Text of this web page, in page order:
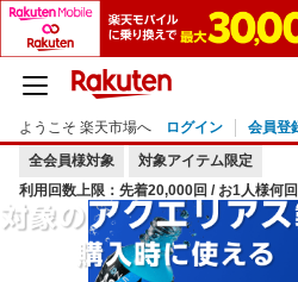
ようこそ 楽天市場へ ログイン
会員登
全会員様対象
対象アイテム限定
利用回数上限：先着20,000回 / お1人様何